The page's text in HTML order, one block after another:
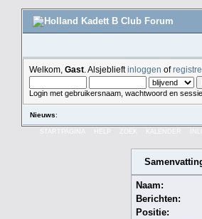
Welkom, Gast . Alsjeblieftinloggen of
Login met gebruikersnaam, wachtwoord en
Nieuws:
ZOEK
Naam:
Berichten:
Positie: